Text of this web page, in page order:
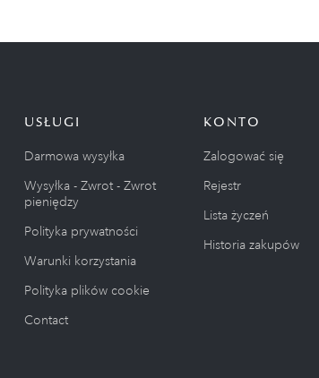
USŁUGI
Darmowa wysyłka
Wysyłka - Zwrot - Zwrot
pieniędzy
Polityka prywatności
Warunki korzystania
Polityka plików cookie
Contact
KONTO
Zalogować się
Rejestr
Lista życzeń
Historia zakupów